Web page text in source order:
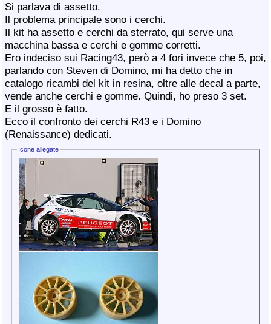
Si parlava di assetto.
Il problema principale sono i cerchi.
Il kit ha assetto e cerchi da sterrato, qui serve una
macchina bassa e cerchi e gomme corretti.
Ero indeciso sui Racing43, però a 4 fori invece che 5, poi,
parlando con Steven di Domino, mi ha detto che in
catalogo ricambi del kit in resina, oltre alle decal a parte,
vende anche cerchi e gomme. Quindi, ho preso 3 set.
E il grosso è fatto.
Ecco il confronto dei cerchi R43 e i Domino
(Renaissance) dedicati.
Icone allegate